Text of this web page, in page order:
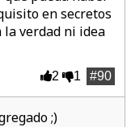
en secretos
la verdad ni idea
#90
2 1
;)